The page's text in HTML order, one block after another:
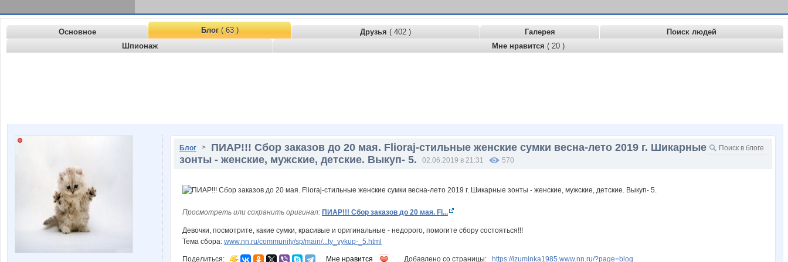
Основное Блог( 63 ) Друзья ( 402 ) Галерея
Поиск людей
Шпионаж
Мне нравится ( 20 )
Блог > ПИАР!!! Сбор заказов до 20 мая. Flioraj-стильные женские сумки весна-лето 2019 г. Шикарные
зонты - женские, мужские, детские. Выкуп- 5.
02.06.2019 в 21:31 570
Просмотреть или сохранить оригинал: ПИАР!!! Сбор заказов до 20 мая. Fl...
Девочки, посмотрите, какие сумки, красивые и оригинальные - недорого, помогите сбору состояться!!!
Тема сбора: www.nn.ru/community/sp/main/...ty_vykup-_5.html
Поделиться: Мне нравится Добавлено со страницы: https://izuminka1985.www.nn.ru/?page=blog